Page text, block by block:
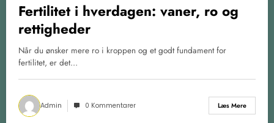
Fertilitet i hverdagen: vaner, ro og
rettigheder
Når du ønsker mere ro i kroppen og et godt fundament for
fertilitet, er det…
Admin 0 Kommentarer Læs Mere